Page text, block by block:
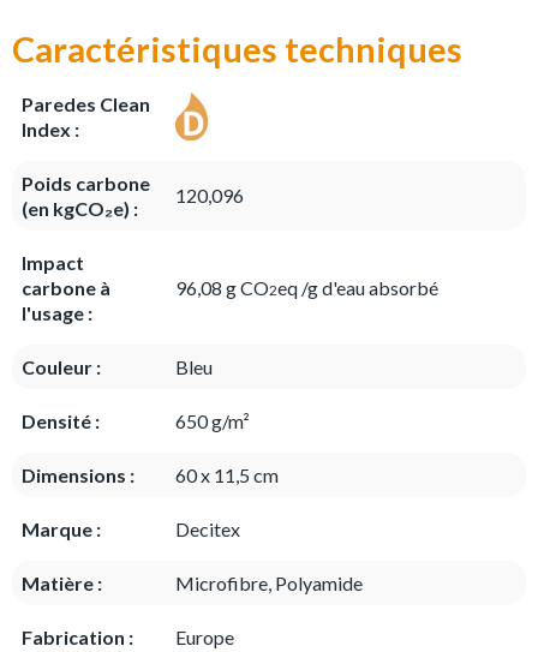
Caractéristiques techniques
Paredes Clean
Index :
Poids carbone
(en kgCO₂e) :
120,096
Impact
carbone à
l'usage :
96,08 g CO2eq /g d'eau absorbé
Couleur : Bleu
Densité : 650 g/m²
Dimensions : 60 x 11,5 cm
Marque : Decitex
Matière : Microfibre, Polyamide
Fabrication : Europe